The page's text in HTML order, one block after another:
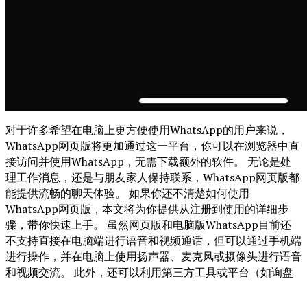
对于许多希望在电脑上更方便使用WhatsApp的用户来说，
WhatsApp网页版将更加通过这一平台，你可以在浏览器中直
接访问并使用WhatsApp，无需下载额外的软件。 无论是处
理工作消息，还是与朋友家人保持联系，WhatsApp网页版都
能提供流畅的聊天体验。 如果你还不清楚如何使用
WhatsApp网页版，本文将为你提供从注册到使用的详细步
骤，带你快速上手。 虽然网页版和电脑版WhatsApp目前还
不支持直接在电脑端进行语音和视频通话，但可以通过手机端
进行操作，并在电脑上使用扬声器、麦克风或摄像头进行语音
和视频交流。 此外，还可以利用第三方工具或平台（如询盘